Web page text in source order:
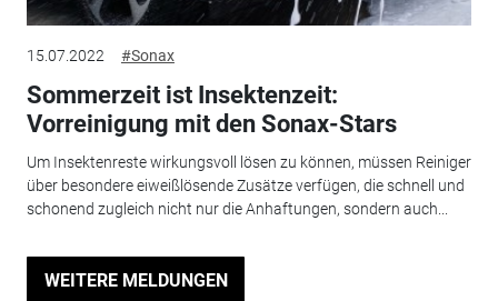
15.07.2022 #Sonax
Sommerzeit ist Insektenzeit:
Vorreinigung mit den Sonax-Stars
Um Insektenreste wirkungsvoll lösen zu können, müssen Reiniger
über besondere eiweißlösende Zusätze verfügen, die schnell und
schonend zugleich nicht nur die Anhaftungen, sondern auch...
WEITERE MELDUNGEN